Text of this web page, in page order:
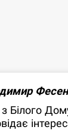
Білого